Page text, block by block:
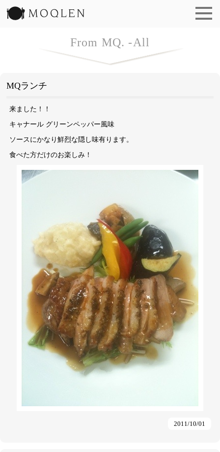
From MQ. -All
MQランチ
来ました！！
キャナール グリーンペッパー風味
ソースにかなり鮮烈な隠し味有ります。
食べた方だけのお楽しみ！
2011/10/01